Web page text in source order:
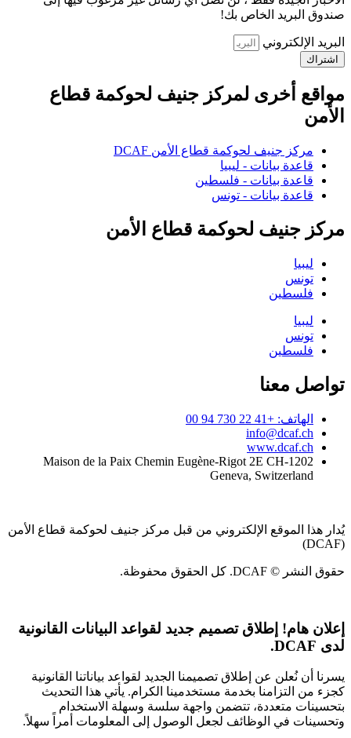
صندوق البريد الخاص بك!
البريد الإلكتروني
اشتراك
مواقع أخرى لمركز جنيف لحوكمة قطاع
الأمن
مركز جنيف لحوكمة قطاع الأمن DCAF
قاعدة بيانات - ليبيا
قاعدة بيانات - فلسطين
قاعدة بيانات - تونس
مركز جنيف لحوكمة قطاع الأمن
ليبيا
تونس
فلسطين
ليبيا
تونس
فلسطين
تواصل معنا
الهاتف: +41 22 730 94 00
info@dcaf.ch
www.dcaf.ch
Maison de la Paix Chemin Eugène-Rigot 2E CH-1202
Geneva, Switzerland
يُدار هذا الموقع الإلكتروني من قبل مركز جنيف لحوكمة قطاع الأمن
(DCAF)
حقوق النشر © DCAF. كل الحقوق محفوظة.
إعلان هام! إطلاق تصميم جديد لقواعد البيانات القانونية
لدى DCAF.
يسرنا أن نُعلن عن إطلاق تصميمنا الجديد لقواعد بياناتنا القانونية
كجزء من التزامنا بخدمة مستخدمينا الكرام. يأتي هذا التحديث
بتحسينات متعددة، تتضمن واجهة سلسة وسهلة الاستخدام
وتحسينات في الوظائف لجعل الوصول إلى المعلومات أمراً سهلاً.